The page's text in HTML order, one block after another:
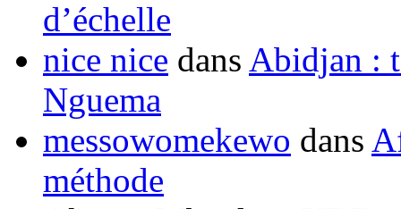
d’échelle
nice nice dans Abidjan :
Nguema
messowomekewo dans
méthode